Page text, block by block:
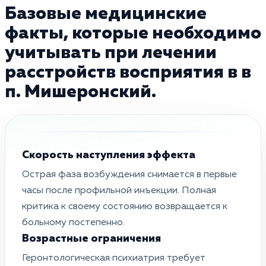
Базовые медицинские
факты, которые необходимо
учитывать при лечении
расстройств восприятия в в
п. Мишеронский.
Скорость наступления эффекта
Острая фаза возбуждения снимается в первые
часы после профильной инъекции. Полная
критика к своему состоянию возвращается к
больному постепенно.
Возрастные ограничения
Геронтологическая психиатрия требует